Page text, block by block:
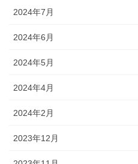
2024年7月
2024年6月
2024年5月
2024年4月
2024年2月
2023年12月